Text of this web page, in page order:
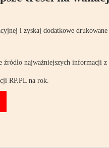
i zyskaj dodatkowe
źródło najważniejszych informacji
RP.PL na rok.